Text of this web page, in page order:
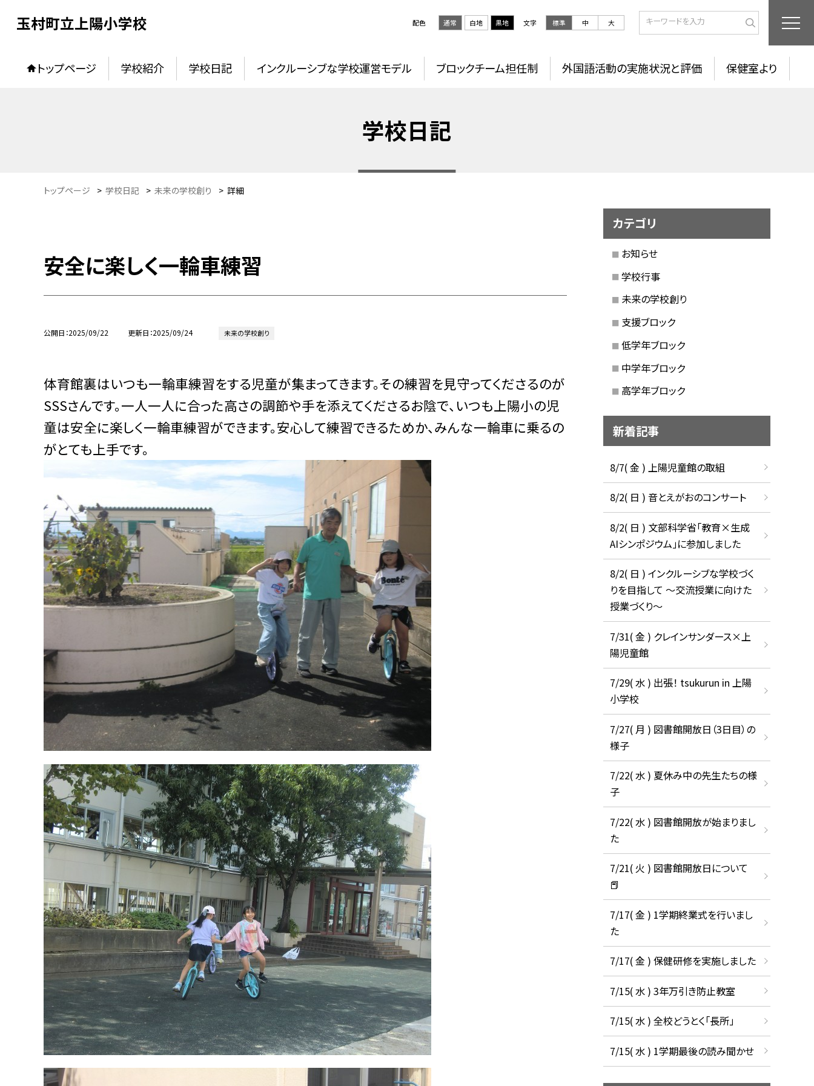
玉村町立上陽小学校 配色 通常 白地 黒地 文字 標準 中 大
トップページ 学校紹介 学校日記 インクルーシブな学校運営モデル ブロックチーム担任制 外国語活動の実施状況と評価 保健室より
学校日記
トップページ > 学校日記 > 未来の学校創り > 詳細
安全に楽しく一輪車練習
公開日 2025/09/22 更新日 2025/09/24 未来の学校創り
体育館裏はいつも一輪車練習をする児童が集まってきます。その練習を見守ってくださるのが
SSSさんです。一人一人に合った高さの調節や手を添えてくださるお陰で、いつも上陽小の児
童は安全に楽しく一輪車練習ができます。安心して練習できるためか、みんな一輪車に乗るの
がとても上手です。
カテゴリ
お知らせ
学校行事
未来の学校創り
支援ブロック
低学年ブロック
中学年ブロック
高学年ブロック
新着記事
8/7( 金 ) 上陽児童館の取組
8/2( 日 ) 音とえがおのコンサート
8/2( 日 ) 文部科学省「教育×生成
AIシンポジウム」に参加しました
8/2( 日 ) インクルーシブな学校づく
りを目指して ～交流授業に向けた
授業づくり～
7/31( 金 ) クレインサンダース×上
陽児童館
7/29( 水 ) 出張！ tsukurun in 上陽
小学校
7/27( 月 ) 図書館開放日（3日目）の
様子
7/22( 水 ) 夏休み中の先生たちの様
子
7/22( 水 ) 図書館開放が始まりまし
た
7/21( 火 ) 図書館開放日について
📕
7/17( 金 ) 1学期終業式を行いまし
た
7/17( 金 ) 保健研修を実施しました
7/15( 水 ) 3年万引き防止教室
7/15( 水 ) 全校どうとく「長所」
7/15( 水 ) 1学期最後の読み聞かせ